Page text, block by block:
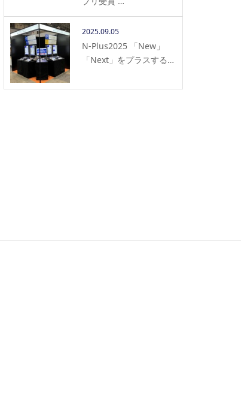
2025.09.05
N-Plus2025 「New」
「Next」をプラスする…